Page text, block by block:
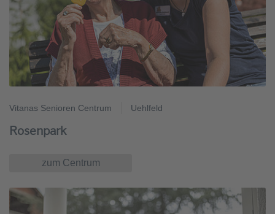
Vitanas Senioren Centrum Uehlfeld
Rosenpark
zum Centrum